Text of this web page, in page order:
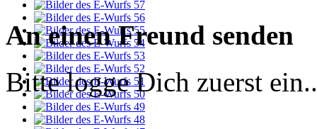
An einen Freund senden
Bitte logge Dich zuerst